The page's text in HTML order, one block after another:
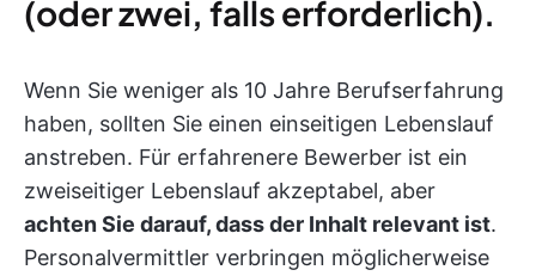
(oder zwei, falls erforderlich).
Wenn Sie weniger als 10 Jahre Berufserfahrung
haben, sollten Sie einen einseitigen Lebenslauf
anstreben. Für erfahrenere Bewerber ist ein
zweiseitiger Lebenslauf akzeptabel, aber
achten Sie darauf, dass der Inhalt relevant ist.
Personalvermittler verbringen möglicherweise